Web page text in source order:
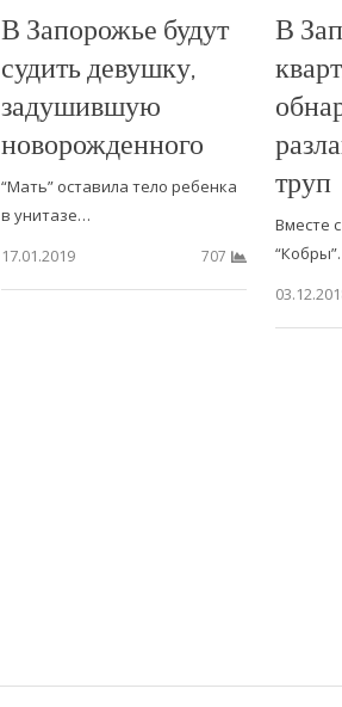
В Запорожье будут
судить девушку,
задушившую
новорожденного
“Мать” оставила тело ребенка
в унитазе…
17.01.2019
707
В
труп
Вместе